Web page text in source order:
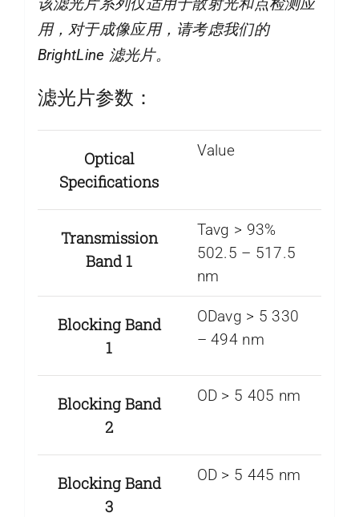
该滤光片系列仅适用于散射光和点检测应
用，对于成像应用，请考虑我们的
BrightLine 滤光片。
滤光片参数：
Optical
Specifications
Value
Transmission
Band 1
Tavg > 93%
502.5 – 517.5
nm
Blocking Band
1
ODavg > 5 330
– 494 nm
Blocking Band
2
OD > 5 405 nm
Blocking Band
3
OD > 5 445 nm